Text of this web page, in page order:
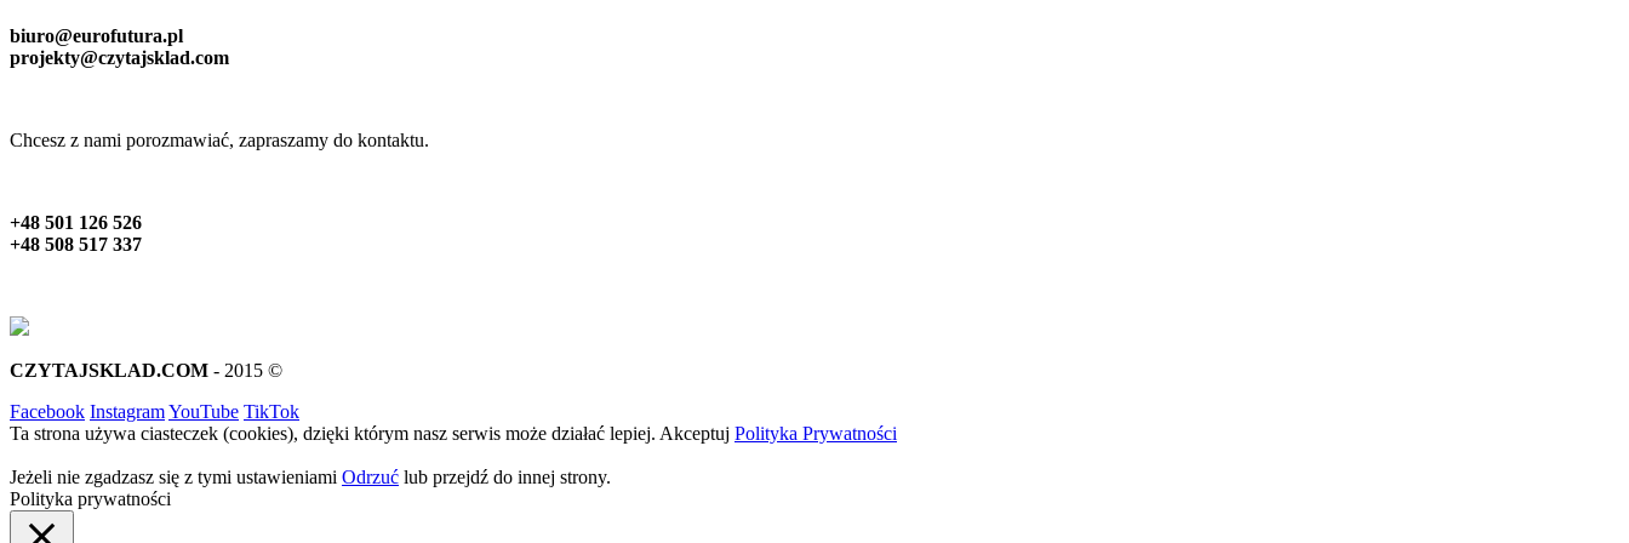
biuro@eurofutura.pl
projekty@czytajsklad.com
Chcesz z nami porozmawiać, zapraszamy do kontaktu.
+48 501 126 526
+48 508 517 337
CZYTAJSKLAD.COM - 2015 ©
Facebook InstagramYouTube TikTok
Ta strona używa ciasteczek (cookies), dzięki którym nasz serwis może działać lepiej. Akceptuj Polityka Prywatności
Jeżeli nie zgadzasz się z tymi ustawieniami Odrzuć lub przejdź do innej strony.
Polityka prywatności